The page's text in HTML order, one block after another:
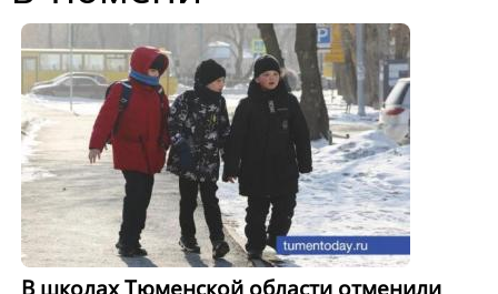
В школах Тюменской области отменили